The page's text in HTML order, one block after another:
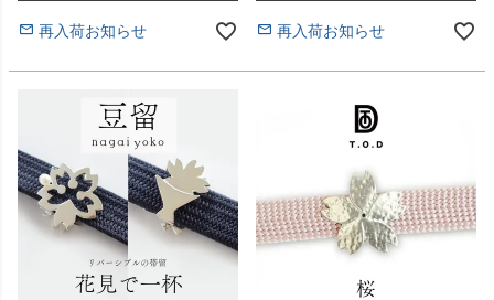
再入荷お知らせ 再入荷お知らせ